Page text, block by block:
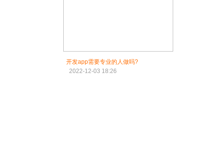
开发app需要专业的人做吗?
2022-12-03 18:26